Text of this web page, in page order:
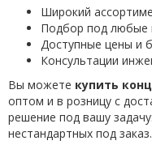
Широкий
Подбор под любые
Доступные цены и
Консультации
Вы можете купить
оптом и в розницу с
решение под вашу
нестандартных под заказ.